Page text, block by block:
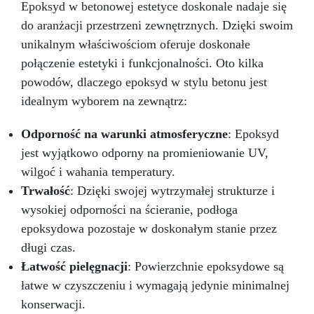
silikonowych (biżuteria, podstawki, tace)
Odlewania przedmiotów i materiałów (monety,
kamienie, muszle, korki itp.) Meblarstwa i
stolarstwa (stoły drewno-żywiczne itp.) Dzieł
sztuki, podłóg i powłok ochronnych Impregnacji
włókna szklanego i węglowego (naprawy,
powłoki ochronne)
Przekształć swoje
pomysły w rzeczywistość – Rób rzemiosło z
Świat Kreatywności!
Epoksyd w betonowej estetyce doskonale nadaje się
do aranżacji przestrzeni zewnętrznych. Dzięki swoim
unikalnym właściwościom oferuje doskonałe
połączenie estetyki i funkcjonalności. Oto kilka
powodów, dlaczego epoksyd w stylu betonu jest
idealnym wyborem na zewnątrz:
Odporność na warunki atmosferyczne: Epoksyd
jest wyjątkowo odporny na promieniowanie UV,
wilgoć i wahania temperatury.
Trwałość: Dzięki swojej wytrzymałej strukturze i
wysokiej odporności na ścieranie, podłoga
epoksydowa pozostaje w doskonałym stanie przez
długi czas.
Łatwość pielęgnacji: Powierzchnie epoksydowe są
łatwe w czyszczeniu i wymagają jedynie minimalnej
konserwacji.